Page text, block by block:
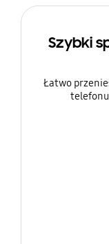
Szybki
Łatwo
telefonu